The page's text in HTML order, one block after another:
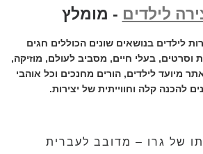
לילדים - מומלץ
לילדים בנושאים שונים הכוללים חגים
וסרטים, בעלי חיים, מסביב לעולם, מוזיקה,
מיועד לילדים, הורים מחנכים וכל אוהבי
להכנה קלה וחווייתית של יצירות.